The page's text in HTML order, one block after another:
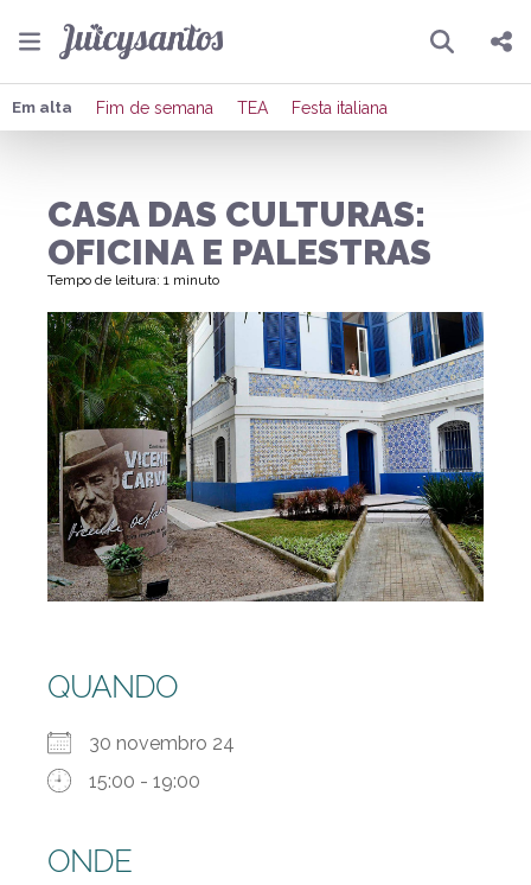
Pesquisar
Compartilhar
Enviar por Whatsapp
Publicar no X
Em alta Fim de semana TEA Festa italiana
CASA DAS CULTURAS:
OFICINA E PALESTRAS
Tempo de leitura: 1 minuto
QUANDO
30 novembro 24
15:00 - 19:00
ONDE